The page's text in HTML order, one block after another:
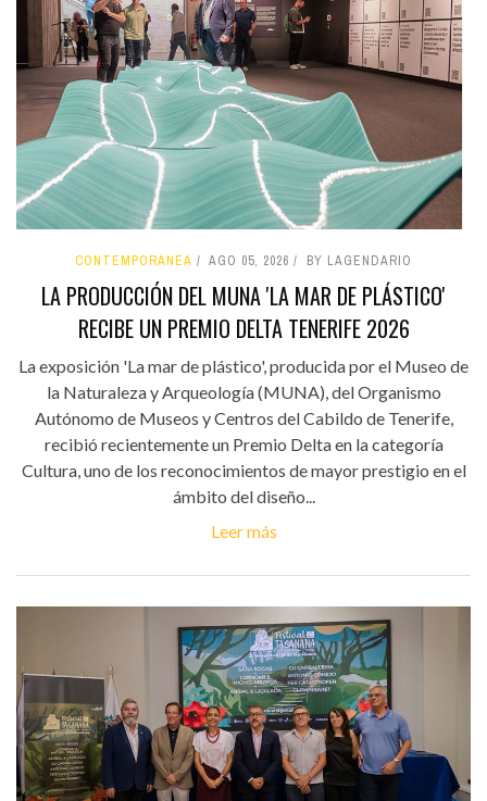
CONTEMPORÁNEA AGO 05, 2026 BY LAGENDARIO
LA PRODUCCIÓN DEL MUNA 'LA MAR DE PLÁSTICO'
RECIBE UN PREMIO DELTA TENERIFE 2026
La exposición 'La mar de plástico', producida por el Museo de
la Naturaleza y Arqueología (MUNA), del Organismo
Autónomo de Museos y Centros del Cabildo de Tenerife,
recibió recientemente un Premio Delta en la categoría
Cultura, uno de los reconocimientos de mayor prestigio en el
ámbito del diseño...
Leer más